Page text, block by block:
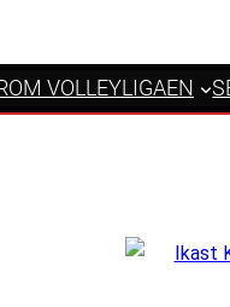
OM VOLLEYLIGAEN